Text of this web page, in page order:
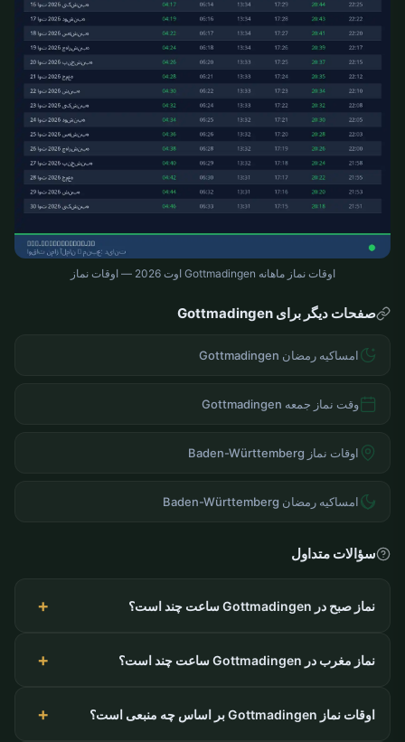
اوقات نماز ماهانه Gottmadingen اوت 2026 — اوقات نماز
صفحات دیگر برای Gottmadingen
امساکیه رمضان Gottmadingen
وقت نماز جمعه Gottmadingen
اوقات نماز Baden-Württemberg
امساکیه رمضان Baden-Württemberg
سؤالات متداول
نماز صبح در Gottmadingen ساعت چند است؟
نماز مغرب در Gottmadingen ساعت چند است؟
اوقات نماز Gottmadingen بر اساس چه منبعی است؟